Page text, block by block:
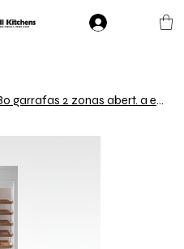
Adega Bertazzoni de revestir 80 garrafas 2 zonas abert. a esquerda 61cm 220V